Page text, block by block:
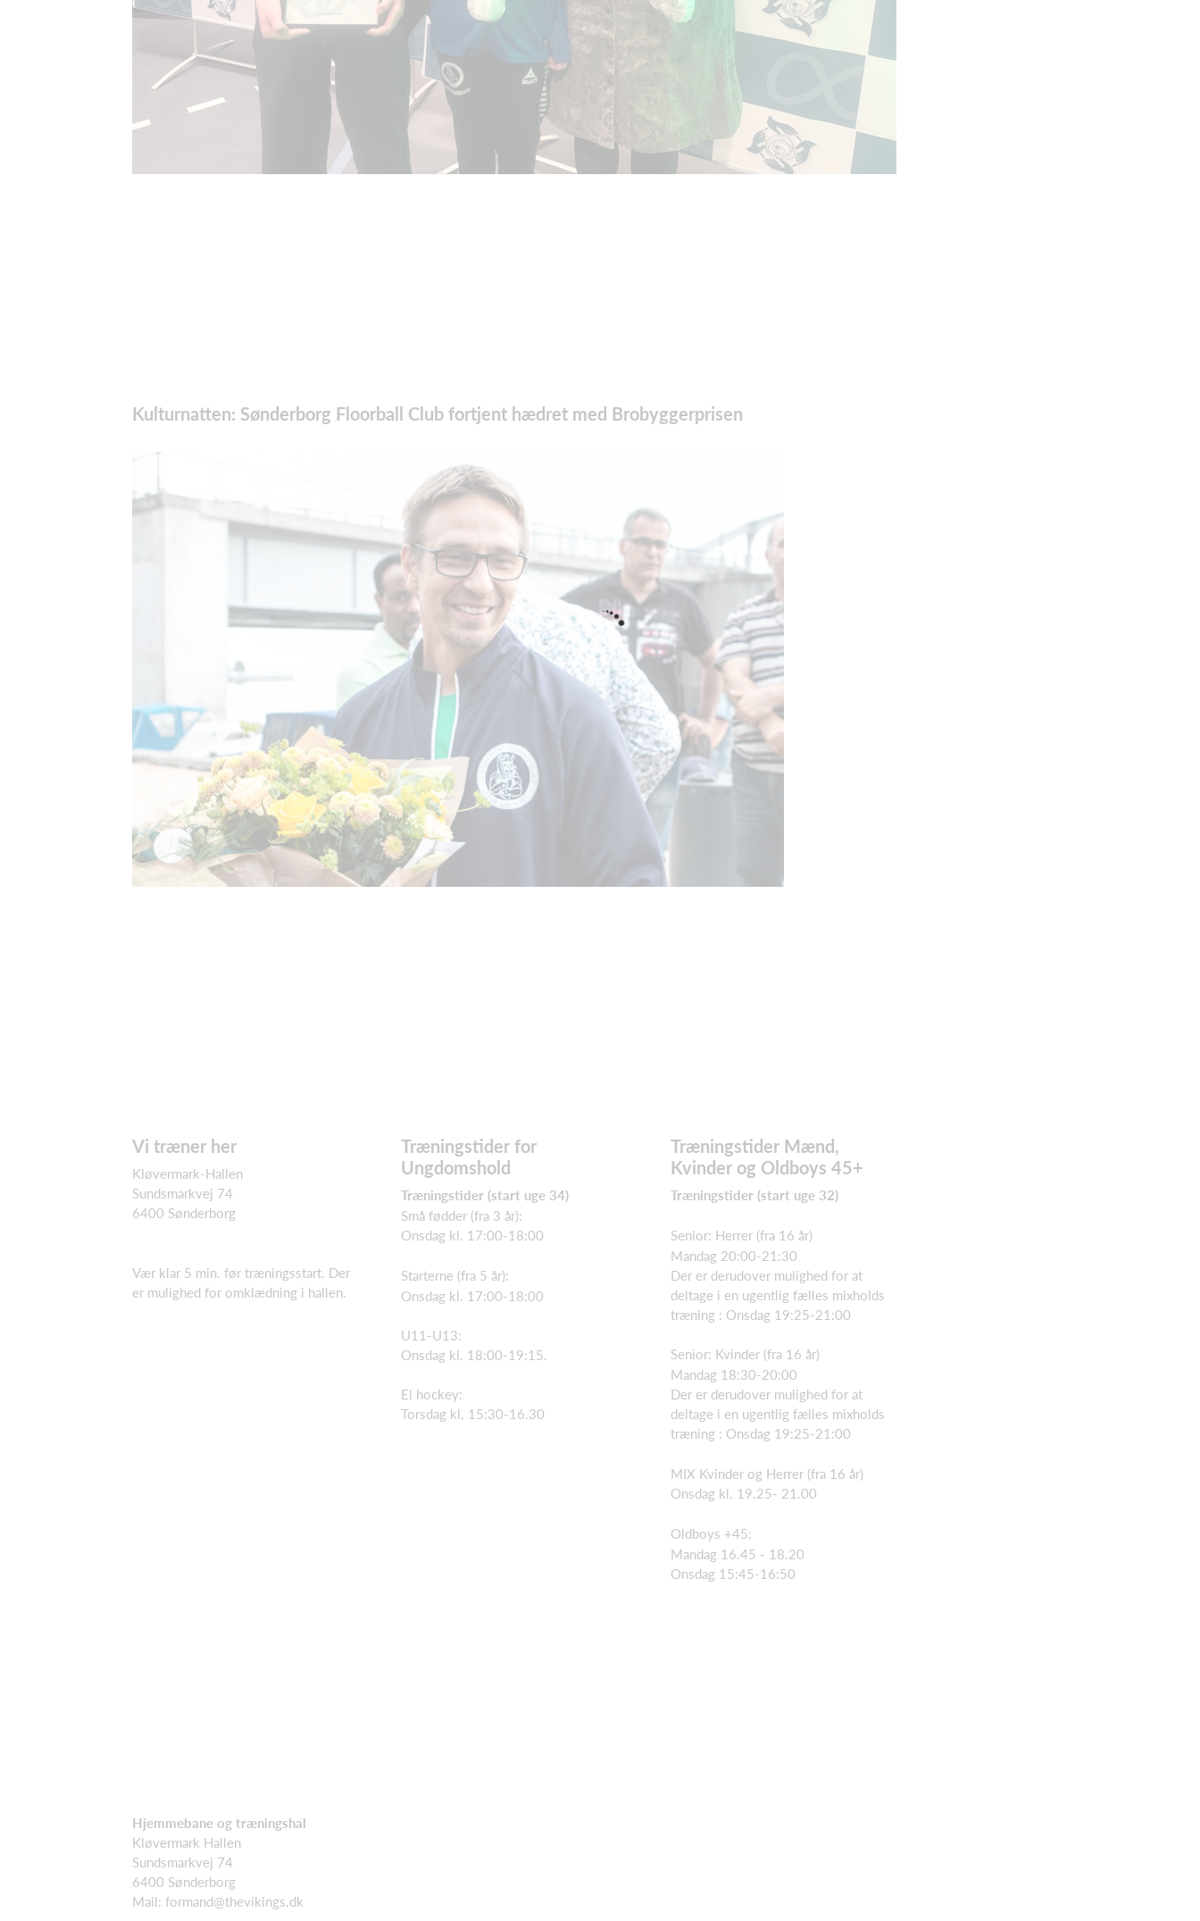
Kulturnatten: Sønderborg Floorball Club fortjent hædret med Brobyggerprisen
Vi træner her
Kløvermark-Hallen
Sundsmarkvej 74
6400 Sønderborg
Vær klar 5 min. før træningsstart. Der
er mulighed for omklædning i hallen.
Træningstider for
Ungdomshold
Træningstider (start uge 34)
Små fødder (fra 3 år):
Onsdag kl. 17:00-18:00
Starterne (fra 5 år):
Onsdag kl. 17:00-18:00
U11-U13:
Onsdag kl. 18:00-19:15.
El hockey:
Torsdag kl. 15:30-16.30
Træningstider Mænd,
Kvinder og Oldboys 45+
Træningstider (start uge 32)
Senior: Herrer (fra 16 år)
Mandag 20:00-21:30
Der er derudover mulighed for at
deltage i en ugentlig fælles mixholds
træning : Onsdag 19:25-21:00
Senior: Kvinder (fra 16 år)
Mandag 18:30-20:00
Der er derudover mulighed for at
deltage i en ugentlig fælles mixholds
træning : Onsdag 19:25-21:00
MIX Kvinder og Herrer (fra 16 år)
Onsdag kl. 19.25- 21.00
Oldboys +45:
Mandag 16.45 - 18.20
Onsdag 15:45-16:50
Hjemmebane og træningshal
Kløvermark Hallen
Sundsmarkvej 74
6400 Sønderborg
Mail: formand@thevikings.dk